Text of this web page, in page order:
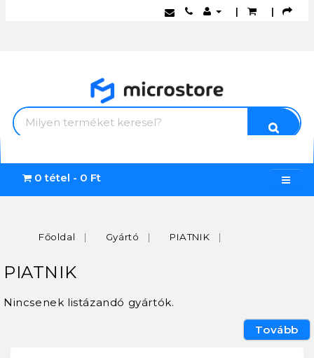
| |
0 tétel - 0 Ft
Főoldal Gyártó PIATNIK
PIATNIK
Nincsenek listázandó gyártók.
Tovább